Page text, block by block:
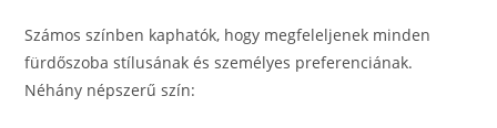
Számos színben kaphatók, hogy megfeleljenek minden
fürdőszoba stílusának és személyes preferenciának.
Néhány népszerű szín: